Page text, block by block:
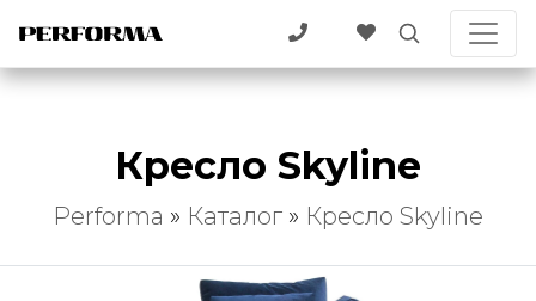
Кресло Skyline
Performa » Каталог » Кресло Skyline